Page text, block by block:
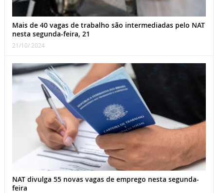
Mais de 40 vagas de trabalho são intermediadas pelo NAT
nesta segunda-feira, 21
21/10/ 2024
NAT divulga 55 novas vagas de emprego nesta segunda-
feira